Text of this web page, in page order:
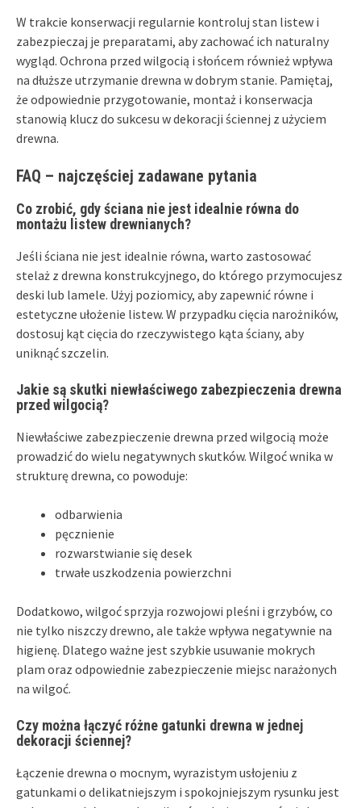
W trakcie konserwacji regularnie kontroluj stan listew i
zabezpieczaj je preparatami, aby zachować ich naturalny
wygląd. Ochrona przed wilgocią i słońcem również wpływa
na dłuższe utrzymanie drewna w dobrym stanie. Pamiętaj,
że odpowiednie przygotowanie, montaż i konserwacja
stanowią klucz do sukcesu w dekoracji ściennej z użyciem
drewna.
FAQ – najczęściej zadawane pytania
Co zrobić, gdy ściana nie jest idealnie równa do
montażu listew drewnianych?
Jeśli ściana nie jest idealnie równa, warto zastosować
stelaż z drewna konstrukcyjnego, do którego przymocujesz
deski lub lamele. Użyj poziomicy, aby zapewnić równe i
estetyczne ułożenie listew. W przypadku cięcia narożników,
dostosuj kąt cięcia do rzeczywistego kąta ściany, aby
uniknąć szczelin.
Jakie są skutki niewłaściwego zabezpieczenia drewna
przed wilgocią?
Niewłaściwe zabezpieczenie drewna przed wilgocią może
prowadzić do wielu negatywnych skutków. Wilgoć wnika w
strukturę drewna, co powoduje:
odbarwienia
pęcznienie
rozwarstwianie się desek
trwałe uszkodzenia powierzchni
Dodatkowo, wilgoć sprzyja rozwojowi pleśni i grzybów, co
nie tylko niszczy drewno, ale także wpływa negatywnie na
higienę. Dlatego ważne jest szybkie usuwanie mokrych
plam oraz odpowiednie zabezpieczenie miejsc narażonych
na wilgoć.
Czy można łączyć różne gatunki drewna w jednej
dekoracji ściennej?
Łączenie drewna o mocnym, wyrazistym usłojeniu z
gatunkami o delikatniejszym i spokojniejszym rysunku jest